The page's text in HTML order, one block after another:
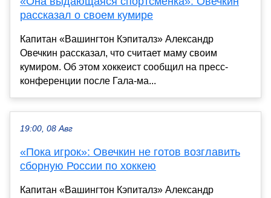
рассказал о своем кумире
Капитан «Вашингтон Кэпиталз» Александр
Овечкин рассказал, что считает маму своим
кумиром. Об этом хоккеист сообщил на пресс-
конференции после Гала-ма...
19:00, 08 Авг
«Пока игрок»: Овечкин не готов возглавить
сборную России по хоккею
Капитан «Вашингтон Кэпиталз» Александр